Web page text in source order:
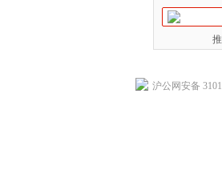
沪公网安备